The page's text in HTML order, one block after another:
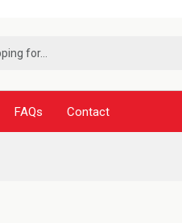
FAQs Contact